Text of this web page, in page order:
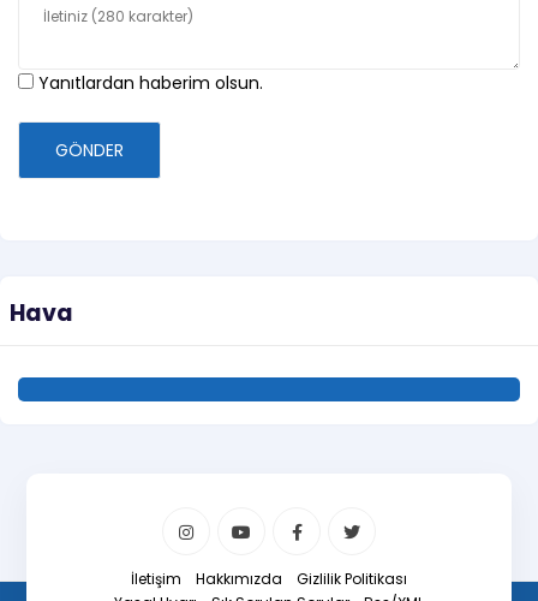
Yanıtlardan haberim olsun.
GÖNDER
Hava
İletişim Hakkımızda
Gizlilik Politikası